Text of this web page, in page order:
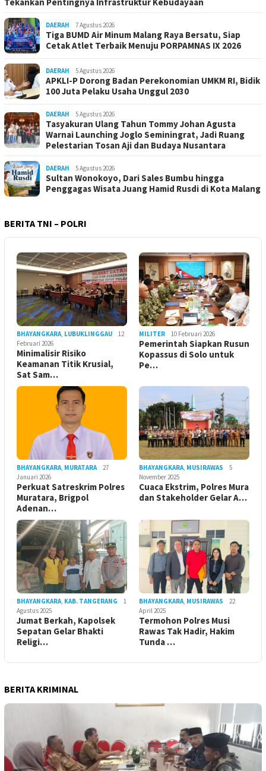
DAERAH 7 Agustus 2026
Tiga BUMD Air Minum Malang Raya Bersatu, Siap
Cetak Atlet Terbaik Menuju PORPAMNAS IX 2026
DAERAH 5 Agustus 2026
APKLI-P Dorong Badan Perekonomian UMKM RI, Bidik
100 Juta Pelaku Usaha Unggul 2030
DAERAH 5 Agustus 2026
Tasyakuran Ulang Tahun Tommy Johan Agusta
Warnai Launching Joglo Seminingrat, Jadi Ruang
Pelestarian Tosan Aji dan Budaya Nusantara
DAERAH 5 Agustus 2026
Sultan Wonokoyo, Dari Sales Bumbu hingga
Penggagas Wisata Juang Hamid Rusdi di Kota Malang
BERITA TNI – POLRI
BHAYANGKARA, LUBUKLINGGAU
12
Februari 2026
Minimalisir Risiko
Keamanan Titik Krusial,
Sat Sam…
MILITER 10 Februari 2026
Pemerintah Siapkan Rusun
Kopassus di Solo untuk
Pe…
BHAYANGKARA, MURATARA
27
Januari 2026
Perkuat Satreskrim Polres
Muratara, Brigpol
Adenan…
BHAYANGKARA, MUSIRAWAS
5
November 2025
Cuaca Ekstrim, Polres Mura
dan Stakeholder Gelar A…
BHAYANGKARA, KAB. TANGERANG
1
Agustus 2025
Jumat Berkah, Kapolsek
Sepatan Gelar Bhakti
Religi…
BHAYANGKARA, MUSIRAWAS
22
April 2025
Termohon Polres Musi
Rawas Tak Hadir, Hakim
Tunda …
BERITA KRIMINAL